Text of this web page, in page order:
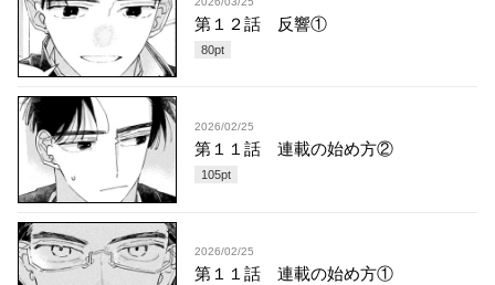
第１２話 反響①
80pt
2026/02/25
第１１話 連載の始め方②
105pt
2026/02/25
第１１話 連載の始め方①